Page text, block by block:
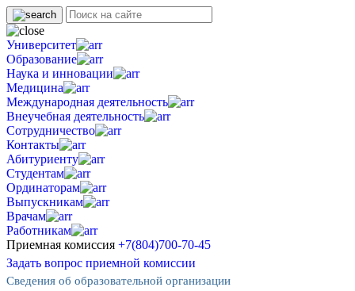
Университет
Образование
Наука и инновации
Медицина
Международная деятельность
Внеучебная деятельность
Сотрудничество
Контакты
Абитуриенту
Студентам
Ординаторам
Выпускникам
Врачам
Работникам
Приемная комиссия +7(804)700-70-45
Задать вопрос приемной комиссии
Сведения об образовательной организации